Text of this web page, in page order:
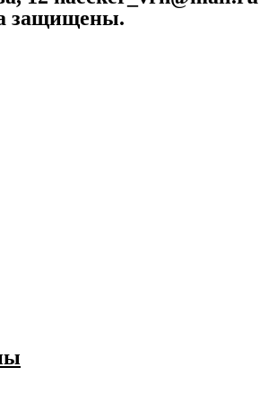
защищены.